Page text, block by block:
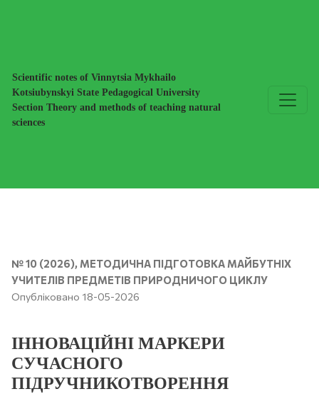
Scientific notes of Vinnytsia Mykhailo
Kotsiubynskyi State Pedagogical University
Section Theory and methods of teaching natural
sciences
№ 10 (2026), МЕТОДИЧНА ПІДГОТОВКА МАЙБУТНІХ
УЧИТЕЛІВ ПРЕДМЕТІВ ПРИРОДНИЧОГО ЦИКЛУ
ІННОВАЦІЙНІ МАРКЕРИ
СУЧАСНОГО
ПІДРУЧНИКОТВОРЕННЯ
Опубліковано 18-05-2026